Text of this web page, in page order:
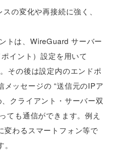
の変化や再接続に強く、
トは、WireGuard サーバー
イント）設定を用いて
その後は設定内のエンドポ
メッセージの “送信元のIPア
、クライアント・サーバー双
ても通信ができます。例え
変わるスマートフォン等で